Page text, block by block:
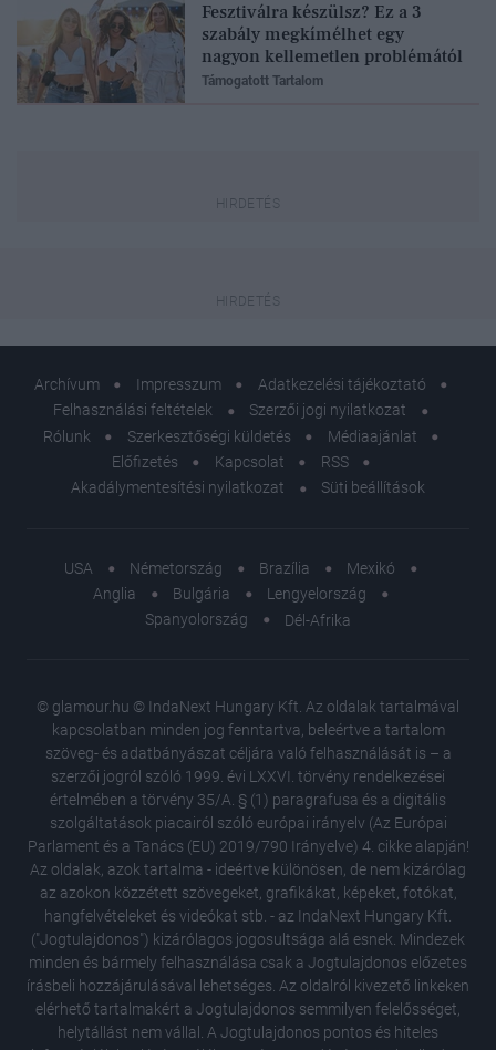
6 dal,
Fesztiválra készülsz? Ez a 3
szabály megkímélhet egy
nagyon kellemetlen problémától
Támogatott Tartalom
Archívum Impresszum
Adatkezelési tájékoztató
Felhasználási feltételek
Szerzői jogi nyilatkozat
Rólunk
Szerkesztőségi küldetés
Médiaajánlat
Előfizetés
Kapcsolat
RSS
Akadálymentesítési nyilatkozat
Süti beállítások
USA Németország Brazília
Mexikó
Anglia
Bulgária
Lengyelország
Spanyolország
Dél-Afrika
© glamour.hu © IndaNext Hungary Kft. Az oldalak tartalmával
kapcsolatban minden jog fenntartva, beleértve a tartalom
szöveg- és adatbányászat céljára való felhasználását is – a
szerzői jogról szóló 1999. évi LXXVI. törvény rendelkezései
értelmében a törvény 35/A. § (1) paragrafusa és a digitális
szolgáltatások piacairól szóló európai irányelv (Az Európai
Parlament és a Tanács (EU) 2019/790 Irányelve) 4. cikke alapján!
Az oldalak, azok tartalma - ideértve különösen, de nem kizárólag
az azokon közzétett szövegeket, grafikákat, képeket, fotókat,
hangfelvételeket és videókat stb. - az IndaNext Hungary Kft.
("Jogtulajdonos") kizárólagos jogosultsága alá esnek. Mindezek
minden és bármely felhasználása csak a Jogtulajdonos előzetes
írásbeli hozzájárulásával lehetséges. Az oldalról kivezető linkeken
elérhető tartalmakért a Jogtulajdonos semmilyen felelősséget,
helytállást nem vállal. A Jogtulajdonos pontos és hiteles